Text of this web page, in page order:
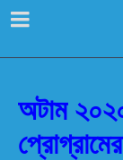
অটাম ২০২০